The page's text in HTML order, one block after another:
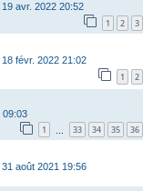
19 avr. 2022 20:52
1 2 3
févr. 2022 21:02
1 2
09:03
1 33 34 35 36
31 août 2021 19:56